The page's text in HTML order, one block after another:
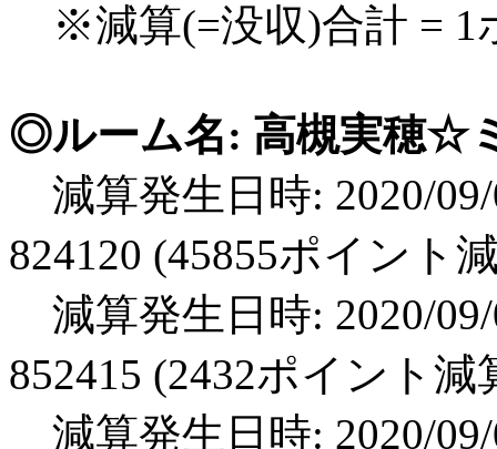
※減算(=没収)合計 = 1
◎ルーム名: 高槻実穂☆
減算発生日時: 2020/
824120 (45855ポイント
減算発生日時: 2020/
852415 (2432ポイント減
減算発生日時: 2020/